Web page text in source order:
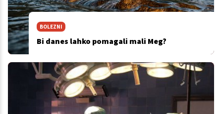
BOLEZNI
Bi danes lahko pomagali mali Meg?